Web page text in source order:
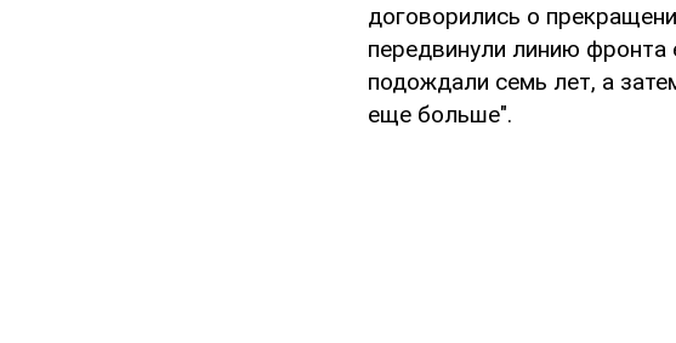
договорились о
передвинули линию
подождали семь лет, а
еще больше".